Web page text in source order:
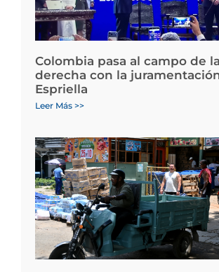
Colombia pasa al campo de
derecha con la
Espriella
Leer Más >>